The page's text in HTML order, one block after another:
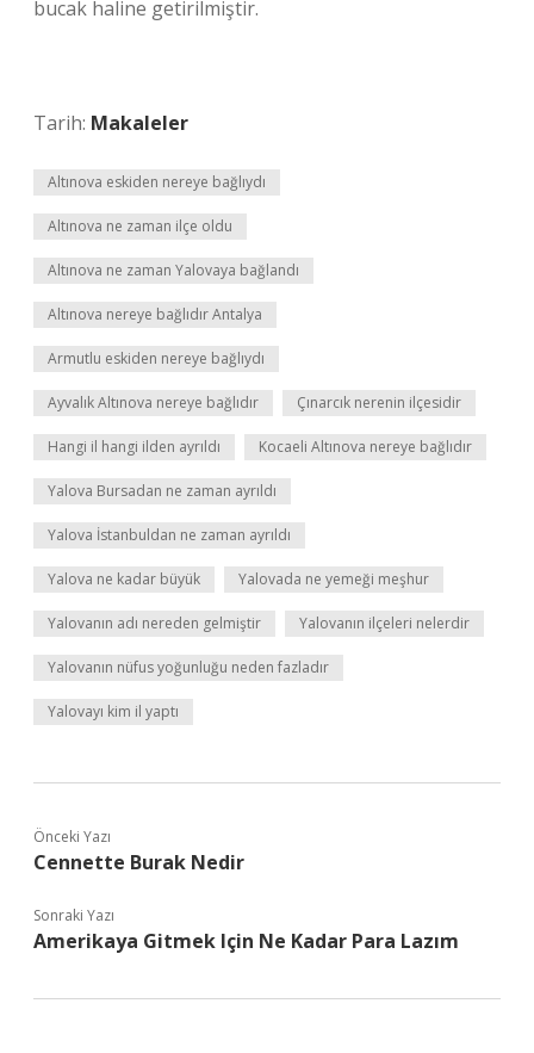
bucak haline getirilmiştir.
Tarih: Makaleler
Altınova eskiden nereye bağlıydı
Altınova ne zaman ilçe oldu
Altınova ne zaman Yalovaya bağlandı
Altınova nereye bağlıdır Antalya
Armutlu eskiden nereye bağlıydı
Ayvalık Altınova nereye bağlıdır Çınarcık nerenin ilçesidir
Hangi il hangi ilden ayrıldı Kocaeli Altınova nereye bağlıdır
Yalova Bursadan ne zaman ayrıldı
Yalova İstanbuldan ne zaman ayrıldı
Yalova ne kadar büyük Yalovada ne yemeği meşhur
Yalovanın adı nereden gelmiştir Yalovanın ilçeleri nelerdir
Yalovanın nüfus yoğunluğu neden fazladır
Yalovayı kim il yaptı
Önceki Yazı
Cennette Burak Nedir
Sonraki Yazı
Amerikaya Gitmek Için Ne Kadar Para Lazım